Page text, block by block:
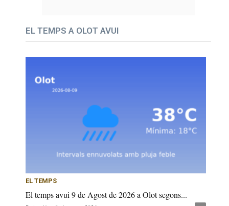
EL TEMPS A OLOT AVUI
EL TEMPS
El temps avui 9 de Agost de 2026 a Olot segons...